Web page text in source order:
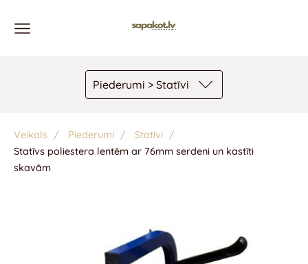
Piederumi > Statīvi
Veikals Piederumi
Statīvi
Statīvs poliestera lentēm ar 76mm serdeni un kastīti
skavām